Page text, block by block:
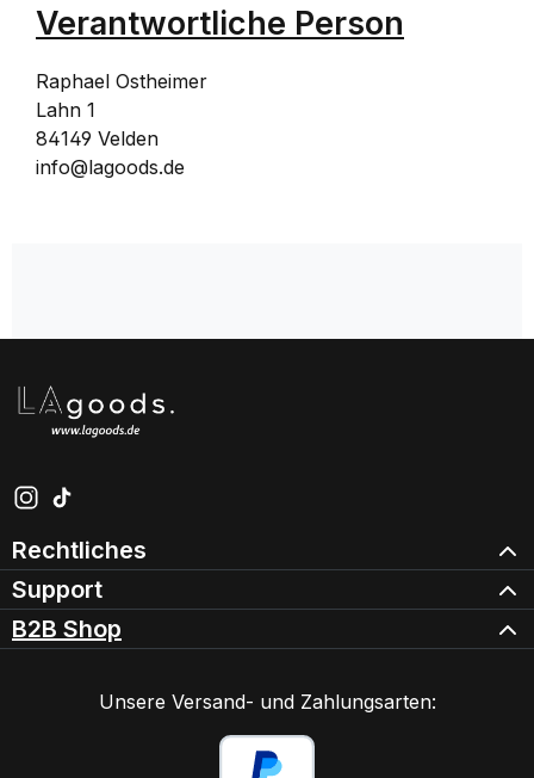
Verantwortliche Person
Raphael Ostheimer
Lahn 1
84149 Velden
info@lagoods.de
Schau auf Instagram vorbei – öffnet in neuem Tab
Sieh dir unsere TikTok-Videos an – öffnet in neuem
Rechtliches
Support
B2B Shop
Unsere Versand- und Zahlungsarten: